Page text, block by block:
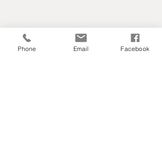
Phone Email Facebook